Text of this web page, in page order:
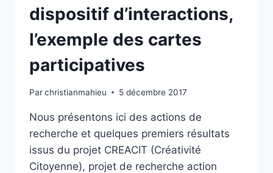
dispositif d’interactions,
l’exemple des cartes
participatives
Parchristianmahieu 5 décembre 2017
Nous présentons ici des actions de
recherche et quelques premiers résultats
issus du projet CREACIT (Créativité
Citoyenne), projet de recherche action